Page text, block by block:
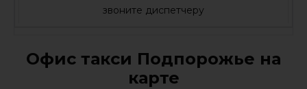
звоните диспетчеру
Офис такси Подпорожье на
карте